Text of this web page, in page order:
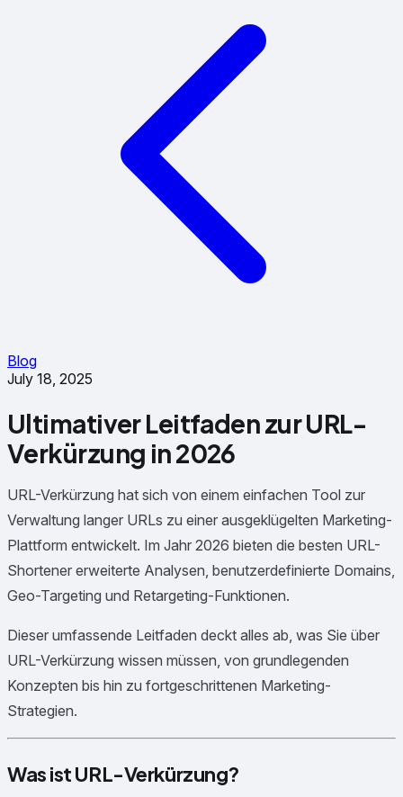
Blog
July 18, 2025
Ultimativer Leitfaden zur URL-
Verkürzung in 2026
URL-Verkürzung hat sich von einem einfachen Tool zur
Verwaltung langer URLs zu einer ausgeklügelten Marketing-
Plattform entwickelt. Im Jahr 2026 bieten die besten URL-
Shortener erweiterte Analysen, benutzerdefinierte Domains,
Geo-Targeting und Retargeting-Funktionen.
Dieser umfassende Leitfaden deckt alles ab, was Sie über
URL-Verkürzung wissen müssen, von grundlegenden
Konzepten bis hin zu fortgeschrittenen Marketing-
Strategien.
Was ist URL-Verkürzung?